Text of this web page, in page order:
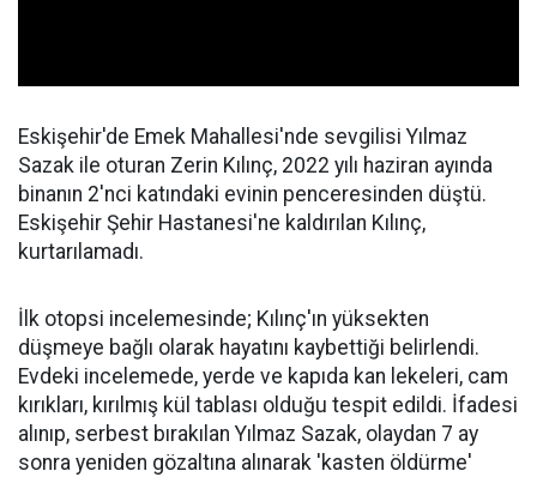
Eskişehir'de Emek Mahallesi'nde sevgilisi Yılmaz
Sazak ile oturan Zerin Kılınç, 2022 yılı haziran ayında
binanın 2'nci katındaki evinin penceresinden düştü.
Eskişehir Şehir Hastanesi'ne kaldırılan Kılınç,
kurtarılamadı.
İlk otopsi incelemesinde; Kılınç'ın yüksekten
düşmeye bağlı olarak hayatını kaybettiği belirlendi.
Evdeki incelemede, yerde ve kapıda kan lekeleri, cam
kırıkları, kırılmış kül tablası olduğu tespit edildi. İfadesi
alınıp, serbest bırakılan Yılmaz Sazak, olaydan 7 ay
sonra yeniden gözaltına alınarak 'kasten öldürme'